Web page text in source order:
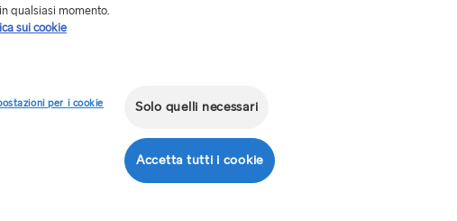
Oslo
sola
Gothenburg →
qualsiasi momento.
sui cookie
per i cookie Solo quelli necessari
Accetta tutti i cookie